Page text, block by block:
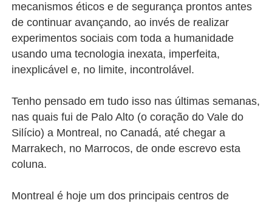
mecanismos éticos e de segurança prontos antes
de continuar avançando, ao invés de realizar
experimentos sociais com toda a humanidade
usando uma tecnologia inexata, imperfeita,
inexplicável e, no limite, incontrolável.
Tenho pensado em tudo isso nas últimas semanas,
nas quais fui de Palo Alto (o coração do Vale do
Silício) a Montreal, no Canadá, até chegar a
Marrakech, no Marrocos, de onde escrevo esta
coluna.
Montreal é hoje um dos principais centros de